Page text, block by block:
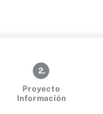
2.
Proyecto
Información